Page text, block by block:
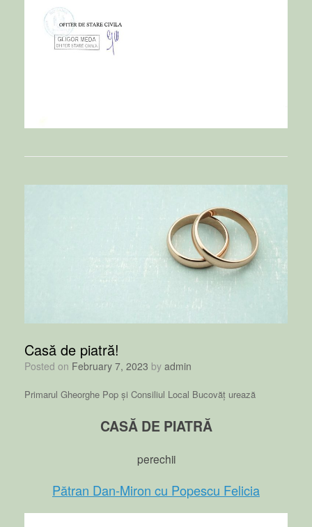
Casă de piatră!
Posted on February 7, 2023 by admin
Primarul Gheorghe Pop și Consiliul Local Bucovăț urează
CASĂ DE PIATRĂ
perechii
Pătran Dan-Miron cu Popescu Felicia